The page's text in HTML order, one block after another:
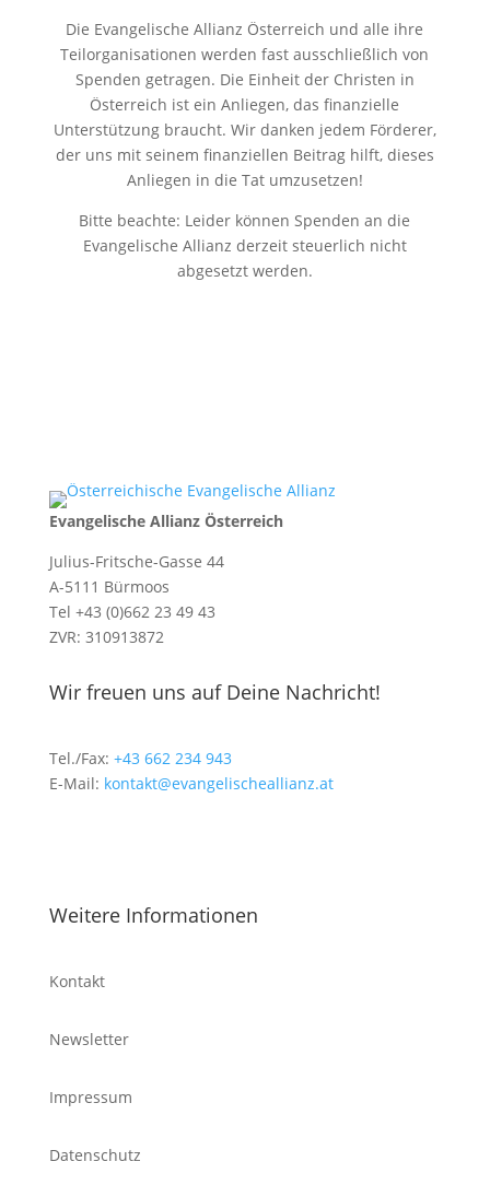
Die Evangelische Allianz Österreich und alle ihre
Teilorganisationen werden fast ausschließlich von
Spenden getragen. Die Einheit der Christen in
Österreich ist ein Anliegen, das finanzielle
Unterstützung braucht. Wir danken jedem Förderer,
der uns mit seinem finanziellen Beitrag hilft, dieses
Anliegen in die Tat umzusetzen!
Bitte beachte: Leider können Spenden an die
Evangelische Allianz derzeit steuerlich nicht
abgesetzt werden.
Evangelische Allianz Österreich
Julius-Fritsche-Gasse 44
A-5111 Bürmoos
Tel +43 (0)662 23 49 43
ZVR: 310913872
Wir freuen uns auf Deine Nachricht!
Tel./Fax: +43 662 234 943
E-Mail: kontakt@evangelischeallianz.at
Weitere Informationen
Kontakt
Newsletter
Impressum
Datenschutz